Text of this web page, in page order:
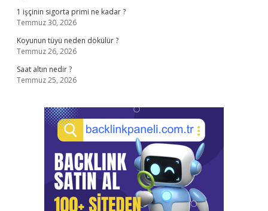
1 işçinin sigorta primi ne kadar ?
Temmuz 30, 2026
Koyunun tüyü neden dökülür ?
Temmuz 26, 2026
Saat altın nedir ?
Temmuz 25, 2026